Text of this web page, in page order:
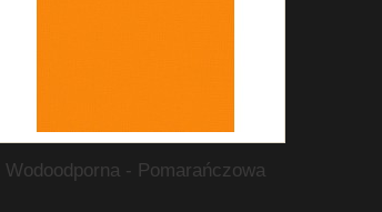
Wodoodporna - Pomarańczowa